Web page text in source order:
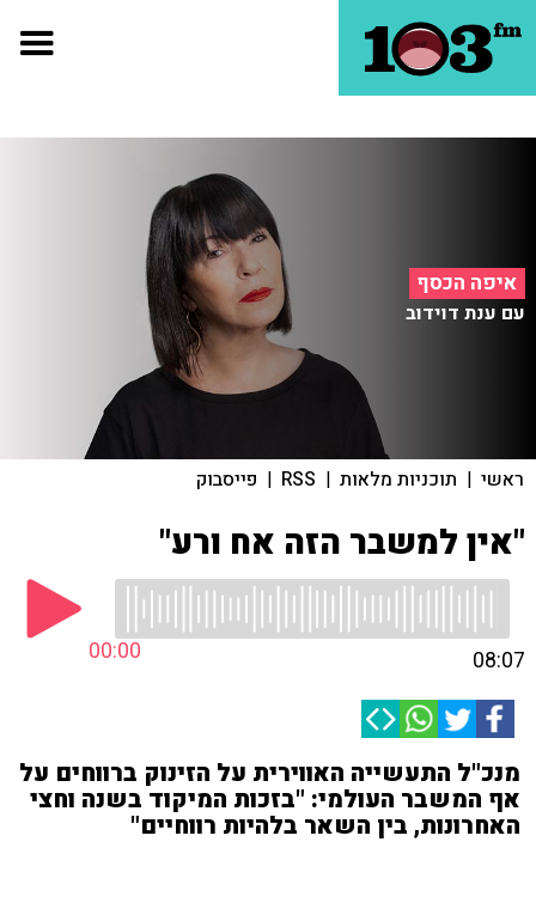
איפה הכסף
עם ענת דוידוב
ראשי | תוכניות מלאות |
RSS
| פייסבוק
"אין למשבר הזה אח ורע"
00:00 08:07
מנכ"ל התעשייה האווירית על הזינוק ברווחים על
אף המשבר העולמי: "בזכות המיקוד בשנה וחצי
האחרונות, בין השאר בלהיות רווחיים"